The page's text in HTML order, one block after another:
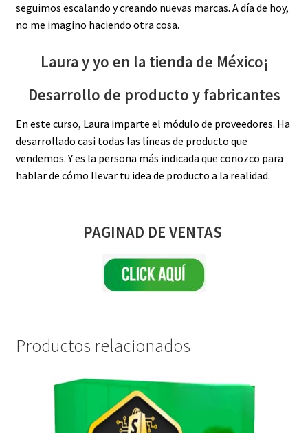
seguimos escalando y creando nuevas marcas. A día de hoy,
no me imagino haciendo otra cosa.
Laura y yo en la tienda de México¡
Desarrollo de producto y fabricantes
En este curso, Laura imparte el módulo de proveedores. Ha
desarrollado casi todas las líneas de producto que
vendemos. Y es la persona más indicada que conozco para
hablar de cómo llevar tu idea de producto a la realidad.
PAGINAD DE VENTAS
Productos relacionados